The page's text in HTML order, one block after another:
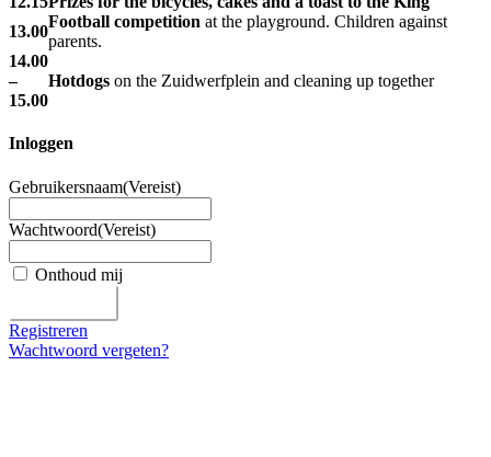
13.00
Football competition at the playground. Children against
parents.
14.00
–
15.00
Hotdogs on the Zuidwerfplein and cleaning up together
Inloggen
Gebruikersnaam(Vereist)
Wachtwoord(Vereist)
Onthoud mij
Registreren
Wachtwoord vergeten?